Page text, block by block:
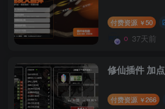
付费资源 ￥50
37天前
修仙插件 加
付费资源 ￥266